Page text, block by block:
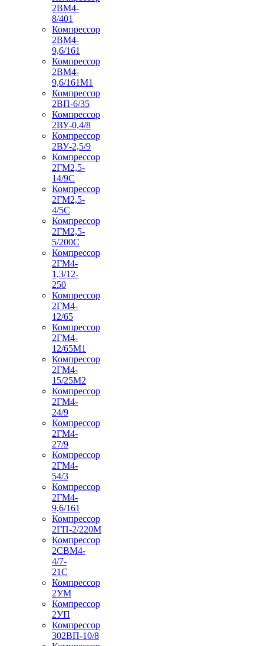
2ВМ4-
8/401
Компрессор
2ВМ4-
9,6/161
Компрессор
2ВМ4-
9,6/161М1
Компрессор
2ВП-6/35
Компрессор
2ВУ-0,4/8
Компрессор
2ВУ-2,5/9
Компрессор
2ГМ2,5-
14/9С
Компрессор
2ГМ2,5-
4/5С
Компрессор
2ГМ2,5-
5/200С
Компрессор
2ГМ4-
1,3/12-
250
Компрессор
2ГМ4-
12/65
Компрессор
2ГМ4-
12/65М1
Компрессор
2ГМ4-
15/25М2
Компрессор
2ГМ4-
24/9
Компрессор
2ГМ4-
27/9
Компрессор
2ГМ4-
54/3
Компрессор
2ГМ4-
9,6/161
Компрессор
2ГП-2/220М
Компрессор
2СВМ4-
4/7-
21С
Компрессор
2УМ
Компрессор
2УП
Компрессор
302ВП-10/8